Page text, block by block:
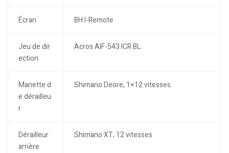
Écran BH I-Remote
Jeu de dir
ection
Acros AIF-543 ICR BL.
Manette d
e dérailleu
r
Shimano Deore, 1×12 vitesses
Dérailleur
arrière
Shimano XT, 12 vitesses